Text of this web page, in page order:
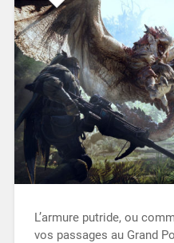
L’armure putride, ou
vos passages au Grand